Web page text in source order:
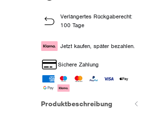
Verlängertes Rückgaberecht:
100 Tage
Jetzt kaufen, später bezahlen.
Sichere Zahlung
Produktbeschreibung